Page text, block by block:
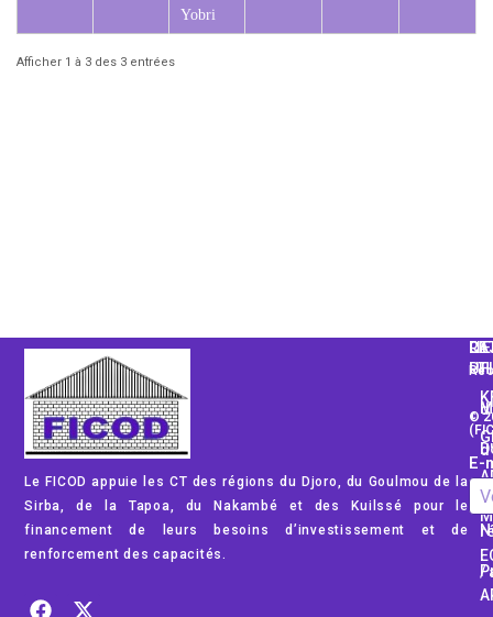
Yobri
Afficher 1 à 3 des 3 entrées
Le FICOD appuie les CT des régions du Djoro, du Goulmou de la
Sirba, de la Tapoa, du Nakambé et des Kuilssé pour le
financement de leurs besoins d’investissement et de
renforcement des capacités.
©
E-